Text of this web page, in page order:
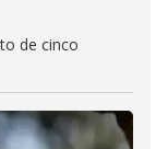
de cinco